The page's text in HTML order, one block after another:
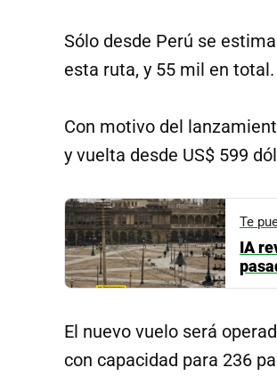
Sólo desde Perú se
esta ruta, y 55 mil en total.
Con motivo del
y vuelta desde US$ 599
Te
IA
El nuevo vuelo será
con capacidad para 236